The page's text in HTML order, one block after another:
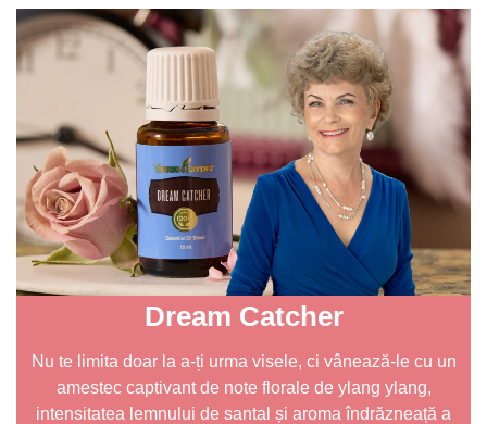
Dream Catcher
Nu te limita doar la a-ți urma visele, ci vânează-le cu un
amestec captivant de note florale de ylang ylang,
intensitatea lemnului de santal și aroma îndrăzneață a